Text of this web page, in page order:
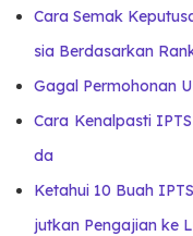
Cara Semak
sia Berdasarkan
Gagal Permohonan
Cara Kenalpasti
da
Ketahui 10 Buah
jutkan Pengajian ke